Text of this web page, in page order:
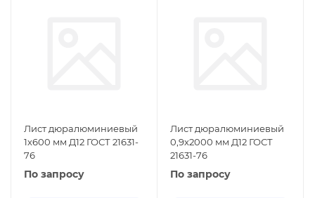
Лист дюралюминиевый
1х600 мм Д12 ГОСТ 21631-
76
По запросу
Лист дюралюминиевый
0,9х2000 мм Д12 ГОСТ
21631-76
По запросу